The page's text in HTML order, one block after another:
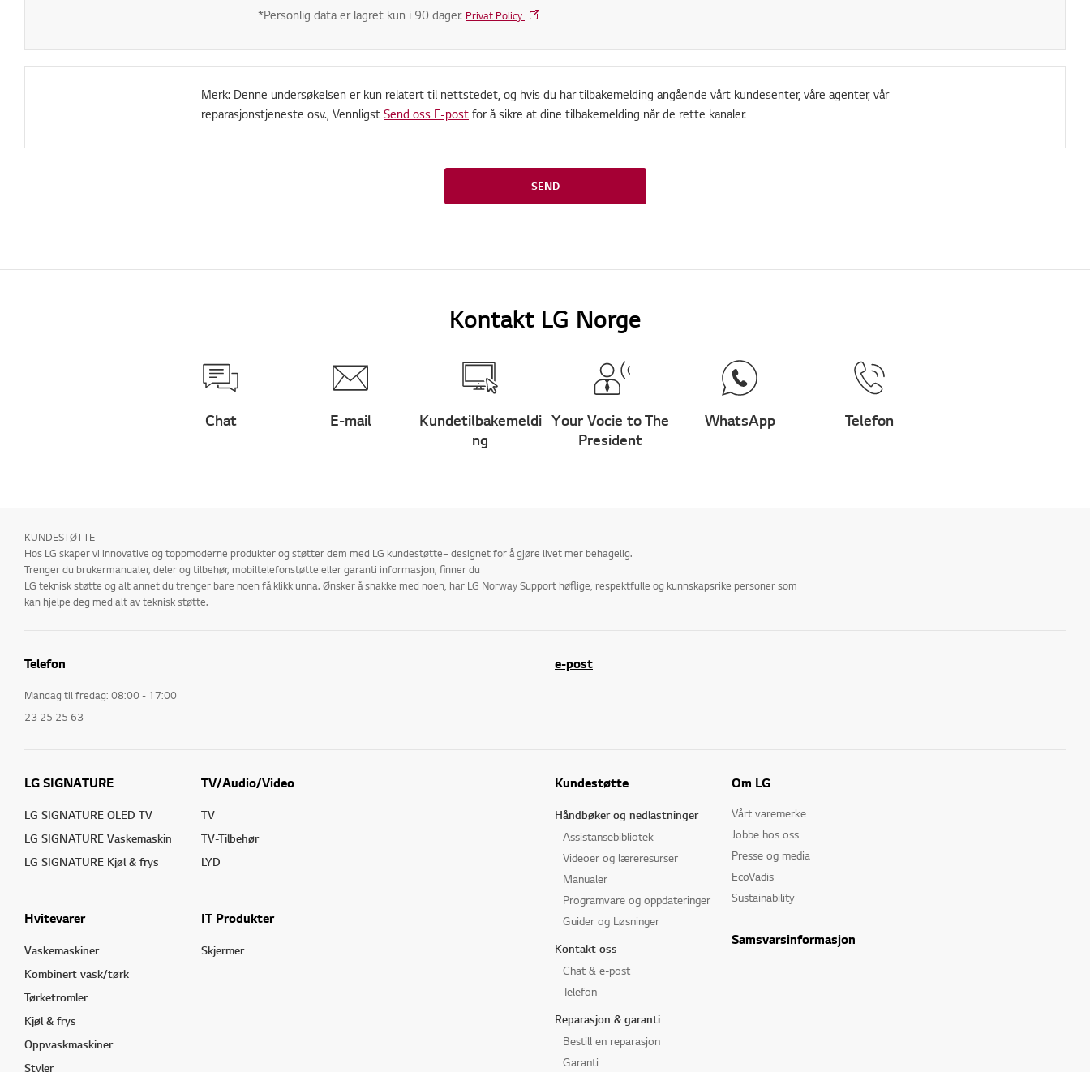
*Personlig data er lagret kun i 90 dager. Privat Policy
Merk: Denne undersøkelsen er kun relatert til nettstedet, og hvis du har tilbakemelding angående vårt kundesenter, våre agenter, vår
reparasjonstjeneste osv., Vennligst Send oss E-post for å sikre at dine tilbakemelding når de rette kanaler.
SEND
Kontakt LG Norge
Chat E-mail
Kundetilbakemeldi
ng
Your Vocie to The
President
WhatsApp Telefon
KUNDESTØTTE
Hos LG skaper vi innovative og toppmoderne produkter og støtter dem med LG kundestøtte– designet for å gjøre livet mer behagelig.
Trenger du brukermanualer, deler og tilbehør, mobiltelefonstøtte eller garanti informasjon, finner du
LG teknisk støtte og alt annet du trenger bare noen få klikk unna. Ønsker å snakke med noen, har LG Norway Support høflige, respektfulle og kunnskapsrike personer som
kan hjelpe deg med alt av teknisk støtte.
Telefon
Mandag til fredag: 08:00 - 17:00
23 25 25 63
e-post
LG SIGNATURE
LG SIGNATURE OLED TV
LG SIGNATURE Vaskemaskin
LG SIGNATURE Kjøl & frys
TV/Audio/Video
TV
TV-Tilbehør
LYD
Hvitevarer
Vaskemaskiner
Kombinert vask/tørk
Tørketromler
Kjøl & frys
Oppvaskmaskiner
Styler
IT Produkter
Skjermer
Kundestøtte
Håndbøker og nedlastninger
Assistansebibliotek
Videoer og læreresurser
Manualer
Programvare og oppdateringer
Guider og Løsninger
Kontakt oss
Chat & e-post
Telefon
Reparasjon & garanti
Bestill en reparasjon
Garanti
Om LG
Vårt varemerke
Jobbe hos oss
Presse og media
EcoVadis
Sustainability
Samsvarsinformasjon